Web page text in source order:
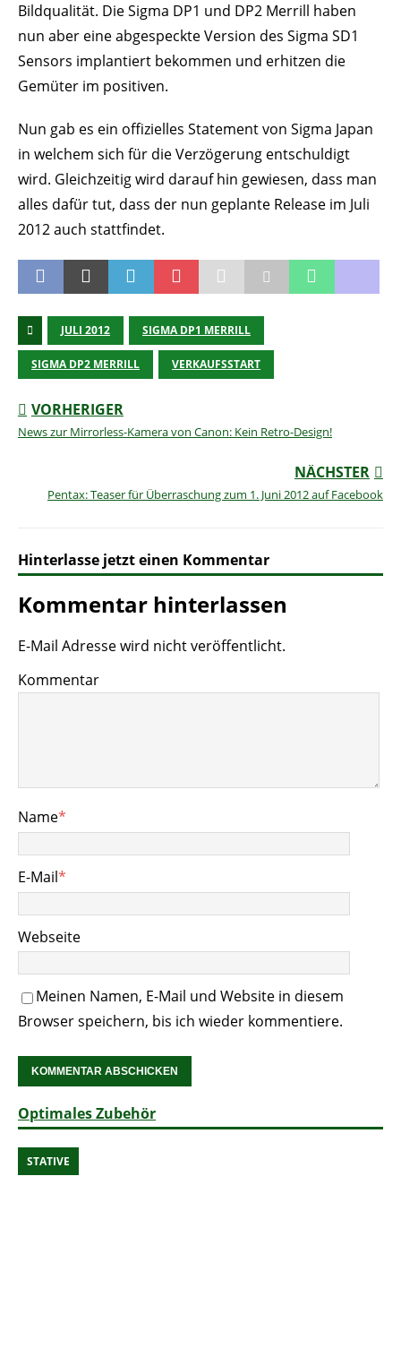
Bildqualität. Die Sigma DP1 und DP2 Merrill haben
nun aber eine abgespeckte Version des Sigma SD1
Sensors implantiert bekommen und erhitzen die
Gemüter im positiven.
Nun gab es ein offizielles Statement von Sigma Japan
in welchem sich für die Verzögerung entschuldigt
wird. Gleichzeitig wird darauf hin gewiesen, dass man
alles dafür tut, dass der nun geplante Release im Juli
2012 auch stattfindet.
JULI 2012 SIGMA DP1 MERRILL
SIGMA DP2 MERRILL VERKAUFSSTART
VORHERIGER
News zur Mirrorless-Kamera von Canon: Kein Retro-Design!
NÄCHSTER
Pentax: Teaser für Überraschung zum 1. Juni 2012 auf Facebook
Hinterlasse jetzt einen Kommentar
Kommentar hinterlassen
E-Mail Adresse wird nicht veröffentlicht.
Kommentar
Name*
E-Mail*
Webseite
Meinen Namen, E-Mail und Website in diesem
Browser speichern, bis ich wieder kommentiere.
Optimales Zubehör
STATIVE